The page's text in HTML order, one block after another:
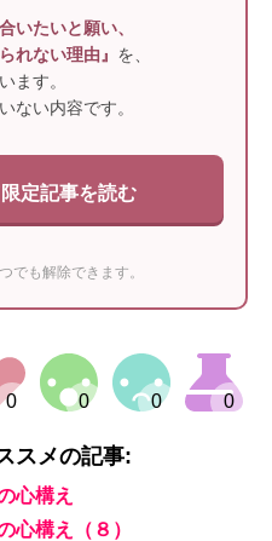
いたいと願い、
れない理由』 を、
ます。
ない内容です。
定記事を読む
でも解除できます。
スメの記事:
心構え
心構え（８）